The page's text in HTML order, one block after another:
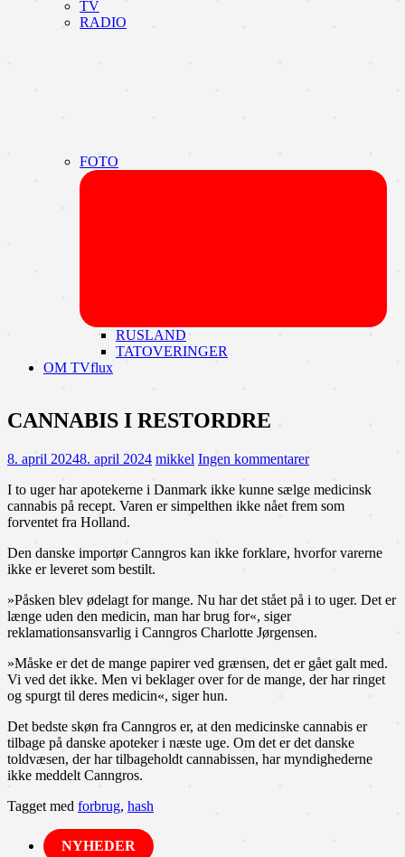
TV
RADIO
FOTO
RUSLAND
TATOVERINGER
OM TVflux
CANNABIS I RESTORDRE
8. april 20248. april 2024 mikkel Ingen kommentarer
I to uger har apotekerne i Danmark ikke kunne sælge medicinsk
cannabis på recept. Varen er simpelthen ikke nået frem som
forventet fra Holland.
Den danske importør Canngros kan ikke forklare, hvorfor varerne
ikke er leveret som bestilt.
»Påsken blev ødelagt for mange. Nu har det stået på i to uger. Det er
længe uden den medicin, man har brug for«, siger
reklamationsansvarlig i Canngros Charlotte Jørgensen.
»Måske er det de mange papirer ved grænsen, det er gået galt med.
Vi ved det ikke. Men vi beklager over for de mange, der har ringet
og spurgt til deres medicin«, siger hun.
Det bedste skøn fra Canngros er, at den medicinske cannabis er
tilbage på danske apoteker i næste uge. Om det er det danske
toldvæsen, der har tilbageholdt cannabissen, har myndighederne
ikke meddelt Canngros.
Tagget med forbrug, hash
NYHEDER